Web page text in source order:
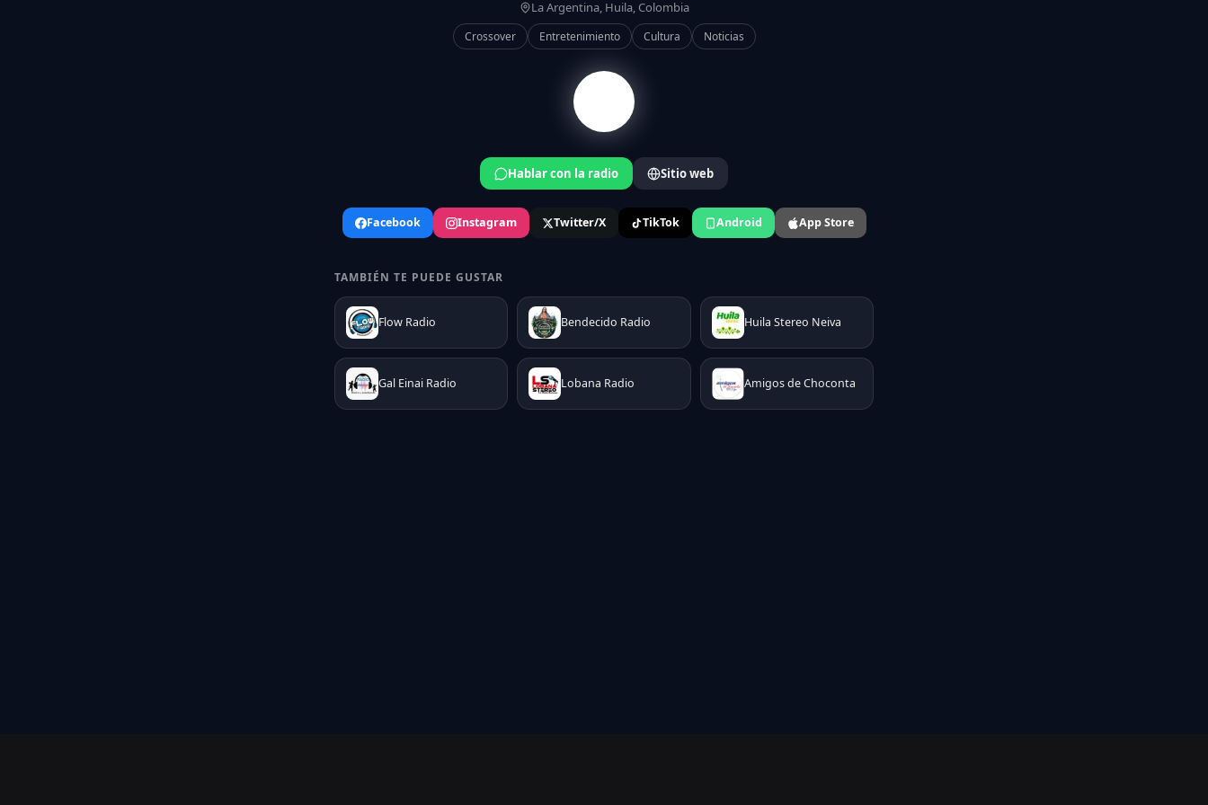
La Argentina, Huila, Colombia
Crossover Entretenimiento Cultura Noticias
Hablar con la radio Sitio web
Facebook Instagram Twitter/X TikTok Android App Store
TAMBIÉN TE PUEDE GUSTAR
Flow Radio Bendecido Radio Huila Stereo Neiva
Gal Einai Radio Lobana Radio Amigos de Choconta